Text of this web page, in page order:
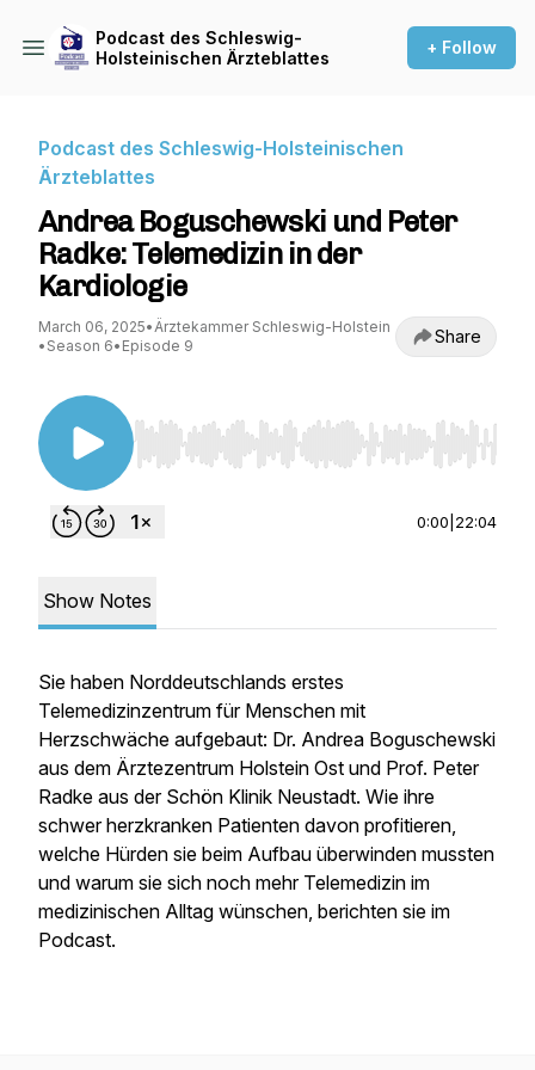
Podcast des Schleswig-
Holsteinischen Ärzteblattes
+ Follow
Podcast des Schleswig-Holsteinischen
Ärzteblattes
Andrea Boguschewski und Peter
Radke: Telemedizin in der
Kardiologie
March 06, 2025•Ärztekammer Schleswig-Holstein
• Season 6• Episode 9 Share
Use Left/Right to seek, Home/End to jump to
0:00 22:04
Show Notes
Sie haben Norddeutschlands erstes
Telemedizinzentrum für Menschen mit
Herzschwäche aufgebaut: Dr. Andrea Boguschewski
aus dem Ärztezentrum Holstein Ost und Prof. Peter
Radke aus der Schön Klinik Neustadt. Wie ihre
schwer herzkranken Patienten davon profitieren,
welche Hürden sie beim Aufbau überwinden mussten
und warum sie sich noch mehr Telemedizin im
medizinischen Alltag wünschen, berichten sie im
Podcast.